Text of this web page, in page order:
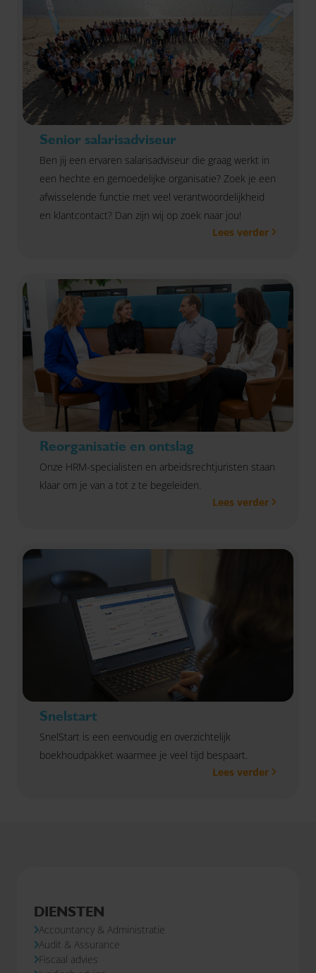
Senior salarisadviseur
Ben jij een ervaren salarisadviseur die graag werkt in
een hechte en gemoedelijke organisatie? Zoek je een
afwisselende functie met veel verantwoordelijkheid
en klantcontact? Dan zijn wij op zoek naar jou!
Lees verder
Reorganisatie en ontslag
Onze HRM-specialisten en arbeidsrechtjuristen staan
klaar om je van a tot z te begeleiden.
Lees verder
Snelstart
SnelStart is een eenvoudig en overzichtelijk
boekhoudpakket waarmee je veel tijd bespaart.
Lees verder
DIENSTEN
Accountancy & Administratie
Audit & Assurance
Fiscaal advies